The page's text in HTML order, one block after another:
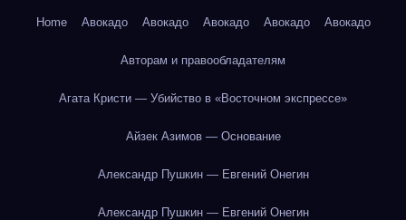
Home Авокадо Авокадо Авокадо Авокадо Авокадо
Авторам и правообладателям
Агата Кристи — Убийство в «Восточном экспрессе»
Айзек Азимов — Основание
Александр Пушкин — Евгений Онегин
Александр Пушкин — Евгений Онегин